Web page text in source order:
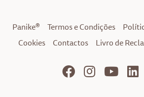
Panike® Termos e Condições
Cookies
Contactos Livro de